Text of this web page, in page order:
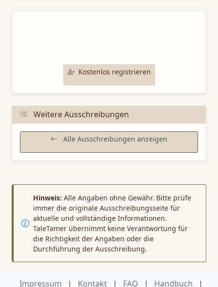
Kostenlos registrieren
Weitere Ausschreibungen
Alle Ausschreibungen anzeigen
Hinweis: Alle Angaben ohne Gewähr. Bitte prüfe
immer die originale Ausschreibungsseite für
aktuelle und vollständige Informationen.
TaleTamer übernimmt keine Verantwortung für
die Richtigkeit der Angaben oder die
Durchführung der Ausschreibung.
Impressum | Kontakt | FAQ | Handbuch |